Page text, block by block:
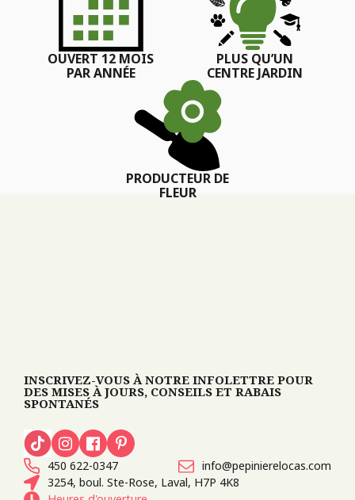
OUVERT 12 MOIS
PAR ANNÉE
PLUS QU’UN
CENTRE JARDIN
PRODUCTEUR DE
FLEUR
INSCRIVEZ-VOUS À NOTRE INFOLETTRE POUR
DES MISES À JOURS, CONSEILS ET RABAIS
SPONTANÉS
450 622-0347
info@pepinierelocas.com
3254, boul. Ste-Rose, Laval, H7P 4K8